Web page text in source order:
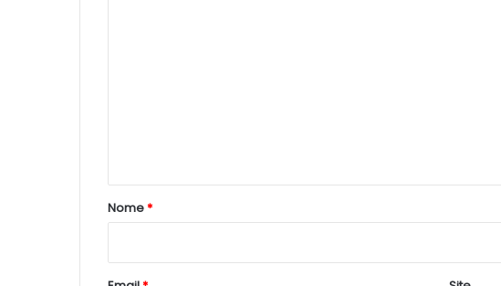
r
Nome*